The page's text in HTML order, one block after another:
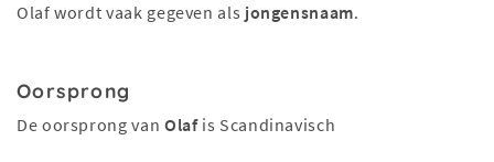
Olaf wordt vaak gegeven als jongensnaam.
Oorsprong
De oorsprong van Olafis Scandinavisch